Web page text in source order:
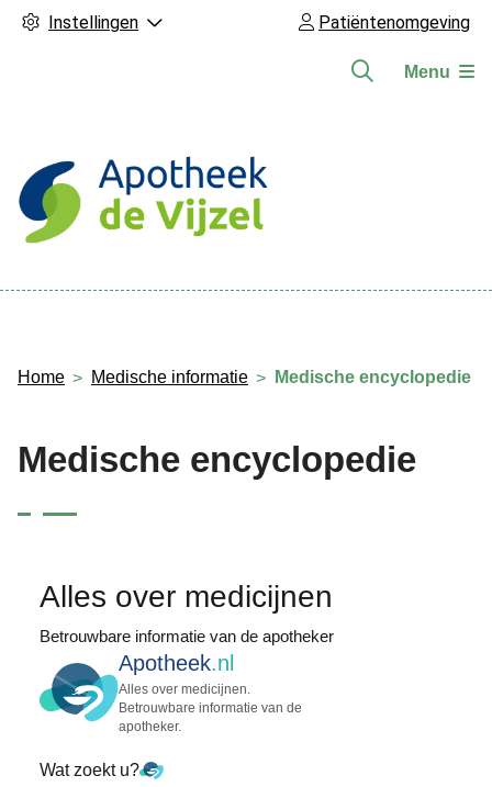
Instellingen Patiëntenomgeving
Menu
Home Medische informatie Medische encyclopedie
Medische encyclopedie
Alles over medicijnen
Betrouwbare informatie van de apotheker
Apotheek.nl
Alles over medicijnen.
Betrouwbare informatie van de
apotheker.
Wat zoekt u?